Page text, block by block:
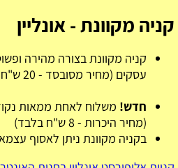
קניה מקוונת - אונליין
עסקים (מחיר מסובסד - 20 ש"ח בלבד)
חדש! משלוח לאחת ממאות
(מחיר היכרות - 8 ש"ח בלבד)
בקניה מקוונת ניתן לאסוף